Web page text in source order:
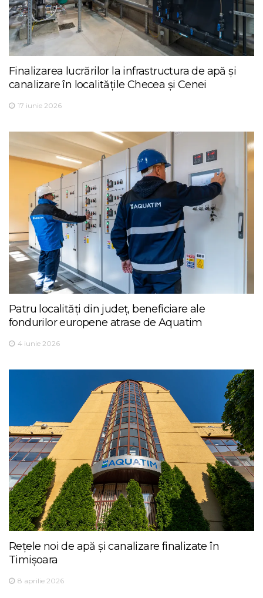
Finalizarea lucrărilor la infrastructura de apă și
canalizare în localitățile Checea și Cenei
17 iunie 2026
Patru localități din județ, beneficiare ale
fondurilor europene atrase de Aquatim
4 iunie 2026
Rețele noi de apă și canalizare finalizate în
Timișoara
8 aprilie 2026